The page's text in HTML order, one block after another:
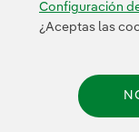
Configuración
¿Aceptas las